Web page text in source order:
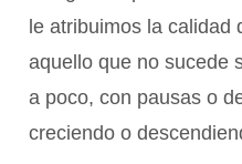
le atribuimos la calidad
aquello que no sucede
a poco, con pausas o
creciendo o